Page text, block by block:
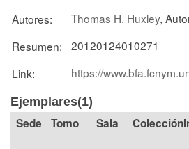
Autores: Thomas H. Huxley,
Resumen:
20120124010271
Link:
https://
Ejemplares(1)
Tomo Sala Colección